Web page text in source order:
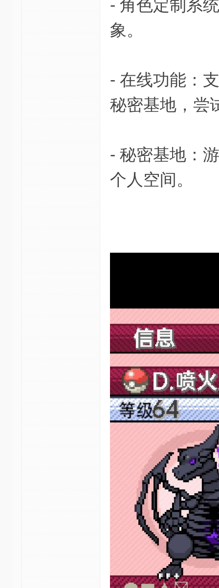
- 角色定制系
象。
- 在线功能：
秘密基地，尝
- 秘密基地：
个人空间。